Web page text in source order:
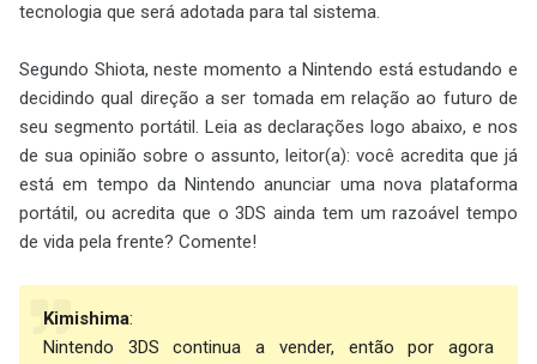
tecnologia que será adotada para tal sistema.
Segundo Shiota, neste momento a Nintendo está estudando e
decidindo qual direção a ser tomada em relação ao futuro de
seu segmento portátil. Leia as declarações logo abaixo, e nos
de sua opinião sobre o assunto, leitor(a): você acredita que já
está em tempo da Nintendo anunciar uma nova plataforma
portátil, ou acredita que o 3DS ainda tem um razoável tempo
de vida pela frente? Comente!
Kimishima:
Nintendo 3DS continua a vender, então por agora